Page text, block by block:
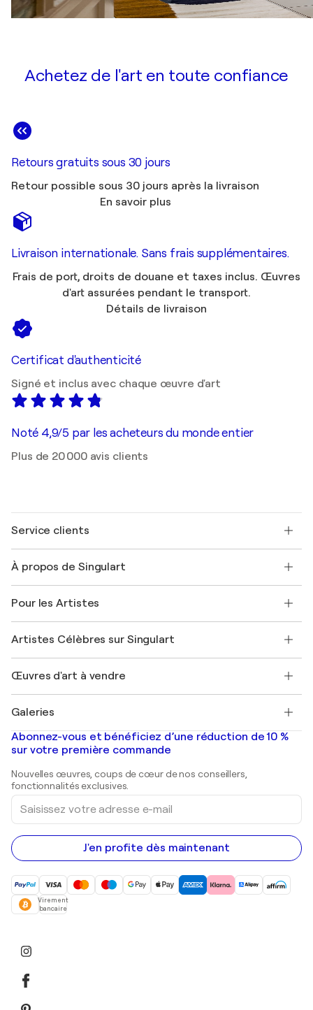
Achetez de l'art en toute confiance
Retours gratuits sous 30 jours
Retour possible sous 30 jours après la livraison
En savoir plus
Livraison internationale. Sans frais supplémentaires.
Frais de port, droits de douane et taxes inclus. Œuvres
d'art assurées pendant le transport.
Détails de livraison
Certificat d'authenticité
Signé et inclus avec chaque œuvre d'art
Noté 4,9/5 par les acheteurs du monde entier
Plus de 20 000 avis clients
Service clients
Expédition
Offrir une carte cadeau
Rejoignez notre programme commercial
Mon compte
+33 1 76 44 06 42
À propos de Singulart
FAQ
Magazine Singulart
Emplois
Découvrez une sélection d'art original
Pour les Artistes
Se connecter en tant qu'Artiste
Artistes Célèbres sur Singulart
Marc Chagall
Banksy
Mr. Brainwash
Shepard Fairey
Œuvres d'art à vendre
Tableaux abstraits à vendre
Peintures de paysage
Estampes
Peintures acryliques
Galeries
Galeries d'art en France
Galeries d'art en Belgique
Abonnez-vous et bénéficiez d’une réduction de 10 %
sur votre première commande
Nouvelles œuvres, coups de cœur de nos conseillers,
fonctionnalités exclusives.
Saisissez
votre
adresse
e-
mail
J'en profite dès maintenant
Virement
bancaire